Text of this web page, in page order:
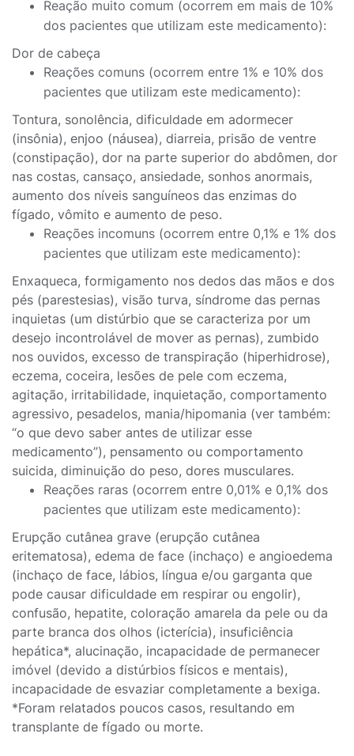
Reação muito comum (ocorrem em mais de 10%
dos pacientes que utilizam este medicamento):
Dor de cabeça
Reações comuns (ocorrem entre 1% e 10% dos
pacientes que utilizam este medicamento):
Tontura, sonolência, dificuldade em adormecer
(insônia), enjoo (náusea), diarreia, prisão de ventre
(constipação), dor na parte superior do abdômen, dor
nas costas, cansaço, ansiedade, sonhos anormais,
aumento dos níveis sanguíneos das enzimas do
fígado, vômito e aumento de peso.
Reações incomuns (ocorrem entre 0,1% e 1% dos
pacientes que utilizam este medicamento):
Enxaqueca, formigamento nos dedos das mãos e dos
pés (parestesias), visão turva, síndrome das pernas
inquietas (um distúrbio que se caracteriza por um
desejo incontrolável de mover as pernas), zumbido
nos ouvidos, excesso de transpiração (hiperhidrose),
eczema, coceira, lesões de pele com eczema,
agitação, irritabilidade, inquietação, comportamento
agressivo, pesadelos, mania/hipomania (ver também:
“o que devo saber antes de utilizar esse
medicamento”), pensamento ou comportamento
suicida, diminuição do peso, dores musculares.
Reações raras (ocorrem entre 0,01% e 0,1% dos
pacientes que utilizam este medicamento):
Erupção cutânea grave (erupção cutânea
eritematosa), edema de face (inchaço) e angioedema
(inchaço de face, lábios, língua e/ou garganta que
pode causar dificuldade em respirar ou engolir),
confusão, hepatite, coloração amarela da pele ou da
parte branca dos olhos (icterícia), insuficiência
hepática*, alucinação, incapacidade de permanecer
imóvel (devido a distúrbios físicos e mentais),
incapacidade de esvaziar completamente a bexiga.
*Foram relatados poucos casos, resultando em
transplante de fígado ou morte.